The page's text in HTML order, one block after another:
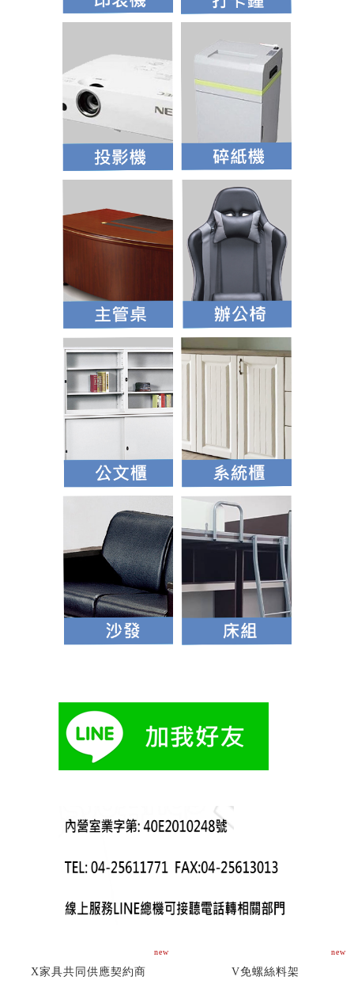
new
X家具共同供應契約商
new
V免螺絲料架